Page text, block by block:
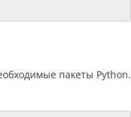
пакеты Python.